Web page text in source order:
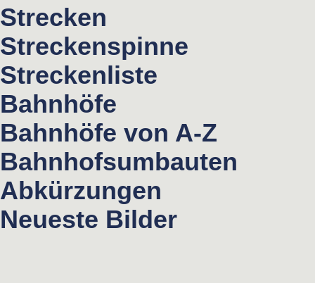
Strecken
Streckenspinne
Streckenliste
Bahnhöfe
Bahnhöfe von A-Z
Bahnhofsumbauten
Abkürzungen
Neueste Bilder